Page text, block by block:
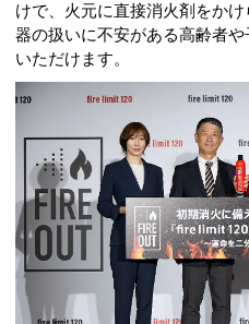
けで、火元に直接消火剤をか
器の扱いに不安がある高齢者
いただけます。